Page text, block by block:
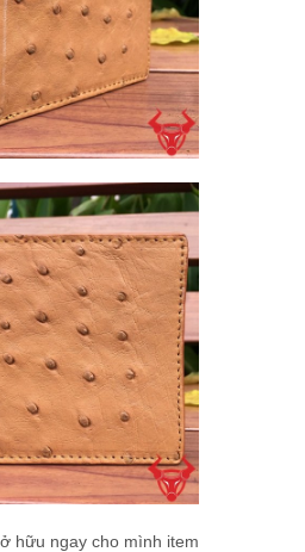
hữu ngay cho mình item